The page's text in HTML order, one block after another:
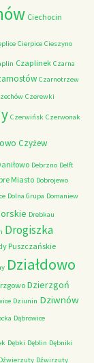
Ciechocin
Cierpice Cieszyno
Czaplinek Czarna
Czarnotrzew
Czerewki
Czerwińsk Czerwonak
Czyżew
Debrzno Delft
Miasto Dobrojewo
Dolna Grupa Domaniew
Drebkau
Drogiszka
Puszczańskie
Działdowo
Dzierzgoń
Dziunin Dziwnów
Dąbrowice
Dębki Dęblin Dębniki
Dźwierzuty Dźwirzuty